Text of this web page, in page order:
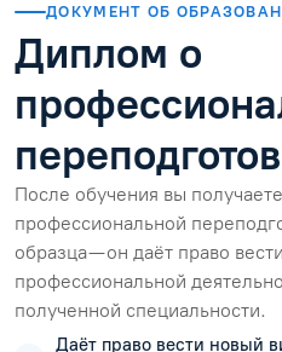
ДОКУМЕНТ ОБ
Диплом о
После обучения вы
профессиональной
образца — он даёт право
профессиональной
полученной специальности.
Даёт право вести новый